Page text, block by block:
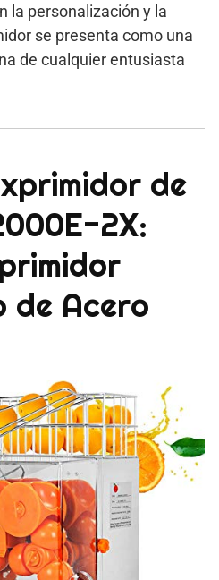
la personalización y la
se presenta como una
de cualquier entusiasta
de
2X:
de Acero